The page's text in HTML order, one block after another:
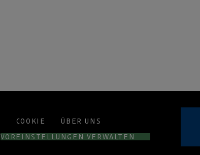
COOKIE ÜBER UNS
VOREINSTELLUNGEN VERWALTEN